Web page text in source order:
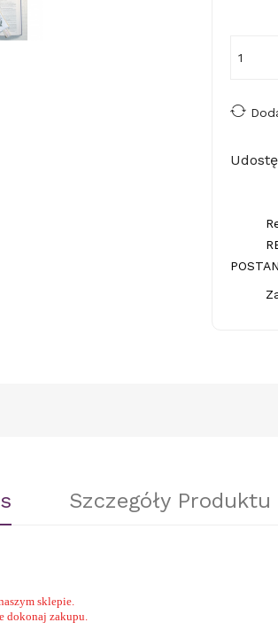
Szczegóły Produktu
sklepie.
dokonaj zakupu.